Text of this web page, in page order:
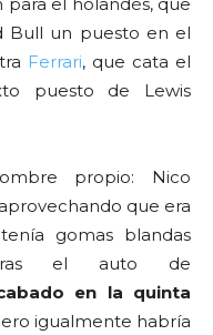
Bull un puesto en el
Ferrari, que cata el
puesto de Lewis
propio: Nico
que era
gomas blandas
el auto de
en la quinta
igualmente habría